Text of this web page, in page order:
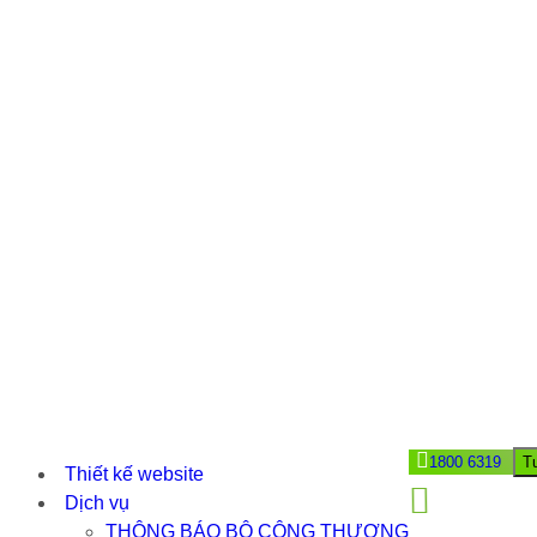
Thiết kế website
Dịch vụ
THÔNG BÁO BỘ CÔNG THƯƠNG
1800 6319